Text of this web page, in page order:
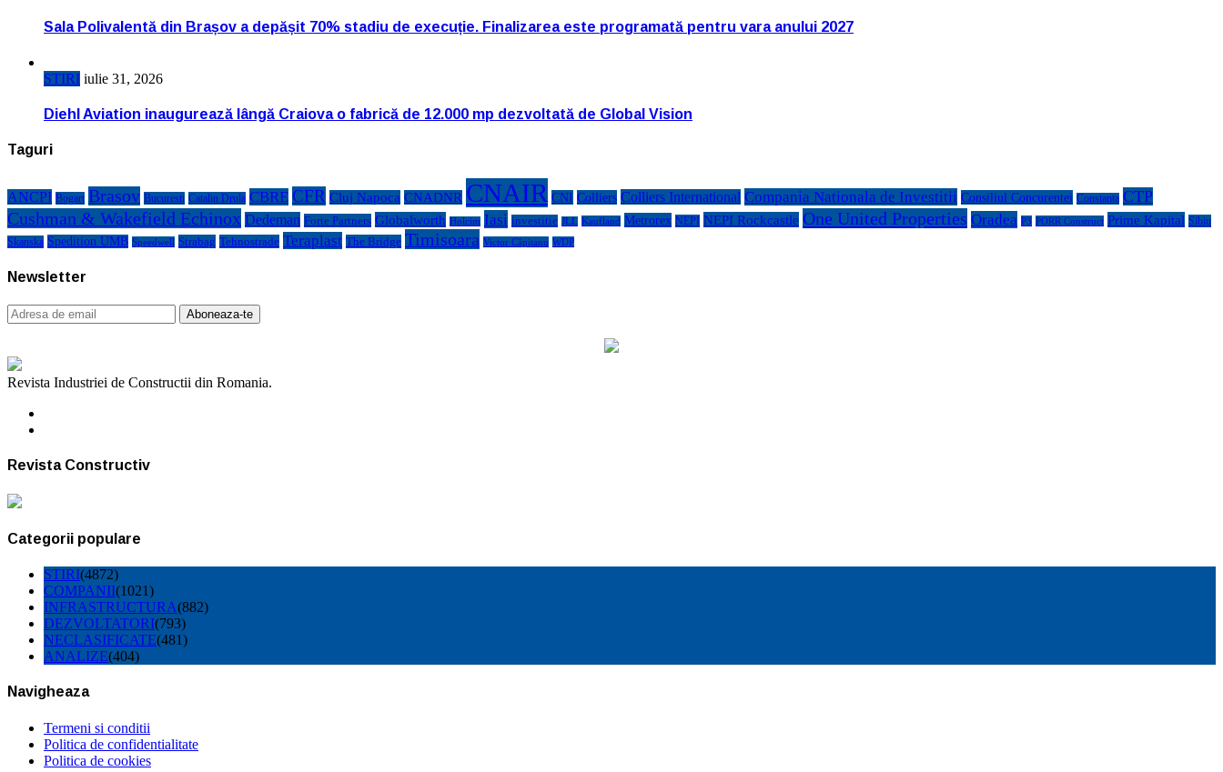
Sala Polivalentă din Brașov a depășit 70% stadiu de execuție. Finalizarea este programată pentru vara anului 2027
STIRI iulie 31, 2026
Diehl Aviation inaugurează lângă Craiova o fabrică de 12.000 mp dezvoltată de Global Vision
Taguri
ANCPI Bogart Brasov Bucuresti Catalin Drula CBRE CFR Cluj Napoca CNADNR CNAIR CNI Colliers Colliers International Compania Nationala de Investitii Consiliul Concurentei Constanta CTP
Cushman & Wakefield Echinox Dedeman Forte Partners Globalworth Holcim Iasi investitie JLL Kaufland Metrorex NEPI NEPI Rockcastle One United Properties Oradea P3 PORR Construct Prime Kapital Sibiu
Skanska Spedition UMB Speedwell Strabag Tehnostrade Teraplast The Bridge Timisoara Victor Căpitanu WDP
Newsletter
Revista Industriei de Constructii din Romania.
Revista Constructiv
Categorii populare
STIRI(4872)
COMPANII(1021)
INFRASTRUCTURA(882)
DEZVOLTATORI(793)
NECLASIFICATE(481)
ANALIZE(404)
Navigheaza
Termeni si conditii
Politica de confidentialitate
Politica de cookies